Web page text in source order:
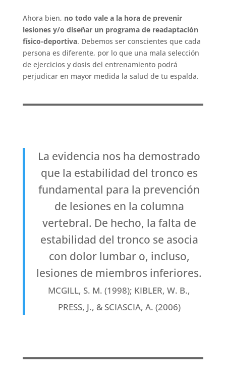
Ahora bien, no todo vale a la hora de prevenir
lesiones y/o diseñar un programa de readaptación
físico-deportiva. Debemos ser conscientes que cada
persona es diferente, por lo que una mala selección
de ejercicios y dosis del entrenamiento podrá
perjudicar en mayor medida la salud de tu espalda.
La evidencia nos ha demostrado
que la estabilidad del tronco es
fundamental para la prevención
de lesiones en la columna
vertebral. De hecho, la falta de
estabilidad del tronco se asocia
con dolor lumbar o, incluso,
lesiones de miembros inferiores.
MCGILL, S. M. (1998); KIBLER, W. B.,
PRESS, J., & SCIASCIA, A. (2006)